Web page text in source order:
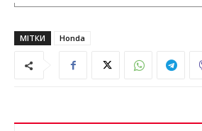
МІТКИ Honda